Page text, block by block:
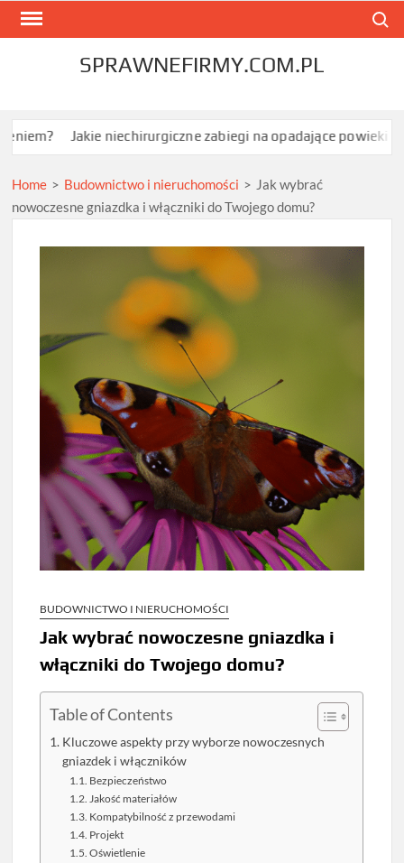
Skip
SPRAWNEFIRMY.COM.PL
Jakie niechirurgiczne zabiegi na opadające powieki w
Home > Budownictwo i nieruchomości > Jak wybrać
nowoczesne gniazdka i włączniki do Twojego domu?
BUDOWNICTWO I NIERUCHOMOŚCI
Jak wybrać nowoczesne gniazdka i
włączniki do Twojego domu?
Table of Contents
Kluczowe aspekty przy wyborze nowoczesnych
gniazdek i włączników
Bezpieczeństwo
Jakość materiałów
Kompatybilność z przewodami
Projekt
Oświetlenie